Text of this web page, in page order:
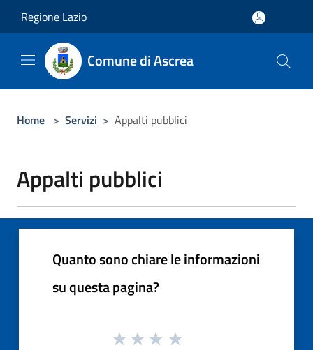
Regione Lazio
Comune di Ascrea
Home > Servizi > Appalti pubblici
Appalti pubblici
Quanto sono chiare le informazioni
su questa pagina?